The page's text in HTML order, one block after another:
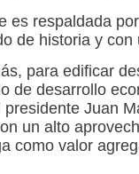
es respaldada
de historia y
para edificar
de desarrollo
presidente Juan
un alto
como valor